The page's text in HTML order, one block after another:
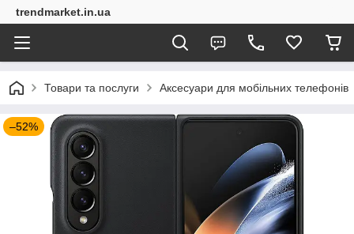
trendmarket.in.ua
Товари та послуги Аксесуари для мобільних телефонів
–52%